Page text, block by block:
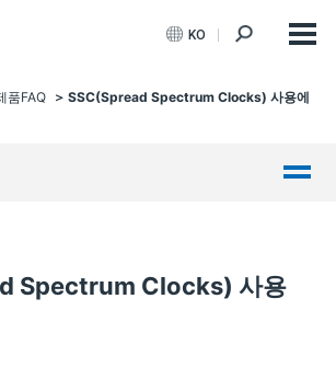
KO
품FAQ
SSC(Spread Spectrum Clocks) 사용에
Spectrum Clocks) 사용